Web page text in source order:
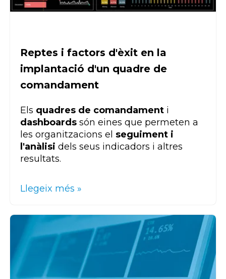
Reptes i factors d'èxit en la
implantació d'un quadre de
comandament
Els quadres de comandament i
dashboards són eines que permeten a
les organitzacions el seguiment i
l'anàlisi dels seus indicadors i altres
resultats.
Llegeix més »